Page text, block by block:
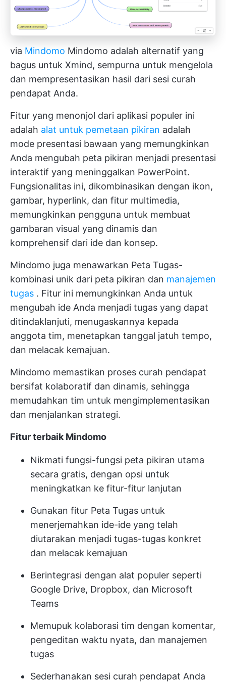
via Mindomo Mindomo adalah alternatif yang
bagus untuk Xmind, sempurna untuk mengelola
dan mempresentasikan hasil dari sesi curah
pendapat Anda.
Fitur yang menonjol dari aplikasi populer ini
adalah alat untuk pemetaan pikiran adalah
mode presentasi bawaan yang memungkinkan
Anda mengubah peta pikiran menjadi presentasi
interaktif yang meninggalkan PowerPoint.
Fungsionalitas ini, dikombinasikan dengan ikon,
gambar, hyperlink, dan fitur multimedia,
memungkinkan pengguna untuk membuat
gambaran visual yang dinamis dan
komprehensif dari ide dan konsep.
Mindomo juga menawarkan Peta Tugas-
kombinasi unik dari peta pikiran dan manajemen
tugas . Fitur ini memungkinkan Anda untuk
mengubah ide Anda menjadi tugas yang dapat
ditindaklanjuti, menugaskannya kepada
anggota tim, menetapkan tanggal jatuh tempo,
dan melacak kemajuan.
Mindomo memastikan proses curah pendapat
bersifat kolaboratif dan dinamis, sehingga
memudahkan tim untuk mengimplementasikan
dan menjalankan strategi.
Fitur terbaik Mindomo
Nikmati fungsi-fungsi peta pikiran utama
secara gratis, dengan opsi untuk
meningkatkan ke fitur-fitur lanjutan
Gunakan fitur Peta Tugas untuk
menerjemahkan ide-ide yang telah
diutarakan menjadi tugas-tugas konkret
dan melacak kemajuan
Berintegrasi dengan alat populer seperti
Google Drive, Dropbox, dan Microsoft
Teams
Memupuk kolaborasi tim dengan komentar,
pengeditan waktu nyata, dan manajemen
tugas
Sederhanakan sesi curah pendapat Anda